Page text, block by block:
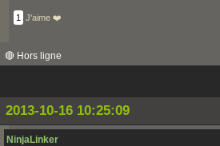
1 J'aime ❤️
🔴 Hors ligne
2013-10-16 10:25:09
NinjaLinker